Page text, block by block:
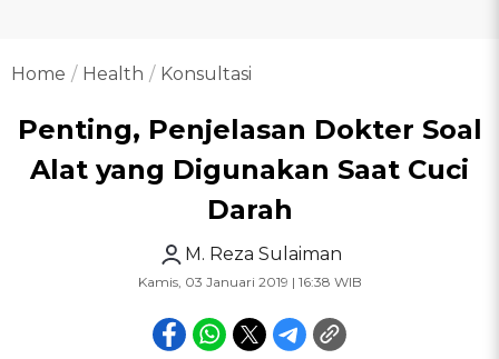
Home Health Konsultasi
Penting, Penjelasan Dokter Soal
Alat yang Digunakan Saat Cuci
Darah
M. Reza Sulaiman
Kamis, 03 Januari 2019 | 16:38 WIB